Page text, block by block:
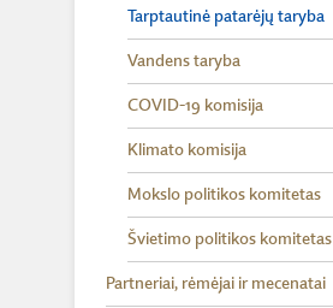
Tarptautinė patarėjų taryba
Vandens taryba
COVID-19 komisija
Klimato komisija
Mokslo politikos komitetas
Švietimo politikos komitetas
Partneriai, rėmėjai ir mecenatai